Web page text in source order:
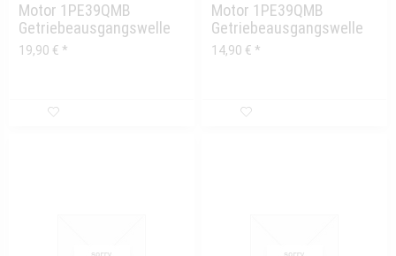
Motor 1PE39QMB
Getriebeausgangswelle
19,90 € *
Motor 1PE39QMB
Getriebeausgangswelle
Zahnrad groß
14,90 € *